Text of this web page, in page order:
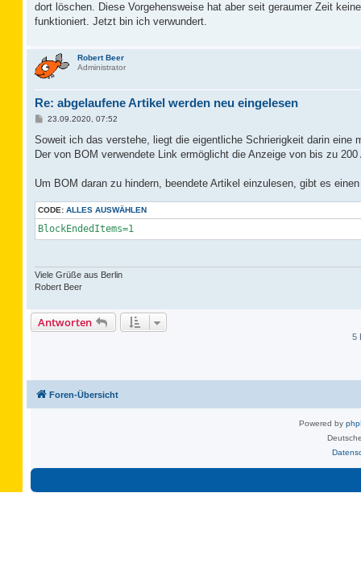
r
a
dort löschen. Diese Vorgehensweise hat aber seit geraumer Zeit
funktioniert. Jetzt bin ich verwundert.
Robert Beer
Administrator
Re: abgelaufene Artikel werden neu eingelesen
B
i
r
23.09.2020, 07:52
Soweit ich das verstehe, liegt die eigentliche Schrierigkeit darin
Der von BOM verwendete Link ermöglicht die Anzeige von bis zu
Um BOM daran zu hindern, beendete Artikel einzulesen, gibt es
CODE: ALLES AUSWÄHLEN
BlockEndedItems=1
Viele Grüße aus Berlin
Robert Beer
Antworten
5
Foren-Übersicht
Powered by